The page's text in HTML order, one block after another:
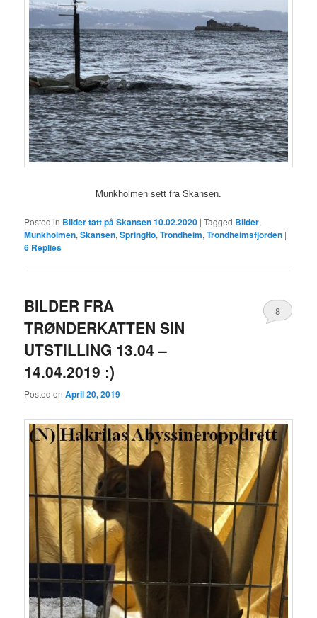
Munkholmen sett fra Skansen.
Posted in Bilder tatt på Skansen 10.02.2020 |Tagged Bilder,
Munkholmen,Skansen,Springflo,Trondheim,Trondheimsfjorden |
6 Replies
BILDER FRA
TRØNDERKATTEN SIN
UTSTILLING 13.04 –
14.04.2019 :)
Posted onApril 20, 2019
8